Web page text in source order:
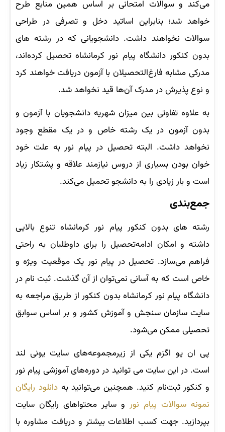
می‌کند و سوالات امتحانی بر اساس همین منابع طرح
خواهد شد؛ بنابراین اساتید دخل و تصرفی در طراحی
سوالات نخواهند داشت. دانشجویانی که در رشته های
بدون کنکور دانشگاه پیام نور کرمانشاه تحصیل کرده‌اند،
مدرکی مشابه فارغ‌التحصیلان با آزمون دریافت خواهند کرد
و نوع پذیرش در مدرک آن‌ها قید نخواهد شد.
به علاوه تفاوتی بین میزان شهریه دانشجویان با آزمون و
بدون آزمون در یک رشته خاص و در یک مقطع وجود
نخواهد داشت. البته تحصیل در پیام نور به علت خود
خوان بودن بسیاری از دروس نیازمند علاقه و پشتکار زیاد
است و بار زیادی را به دانشجو تحمیل می‌کند.
جمع‌بندی
رشته های بدون کنکور پیام نور کرمانشاه تنوع بالایی
داشته و امکان ادامه‌تحصیل را برای داوطلبان به راحتی
فراهم می‌سازد. تحصیل در پیام نور یک موقعیت ویژه و
خاص است که به آسانی نمی‌توان از آن گذشت. ثبت نام در
دانشگاه پیام نور کرمانشاه بدون کنکور از طریق مراجعه به
سایت سازمان سنجش و آموزش کشور و بر اساس سوابق
تحصیلی ممکن می‌شود.
پی ان یو اگزم یکی از زیرمجموعه‌های سایت یونی لند
است. در این سایت می توانید در دوره‌های آموزشی پیام نور
و کنکور ثبت‌نام کنید. همچنین می‌توانید بهدانلود رایگان
نمونه سوالات پیام نور و سایر محتواهای رایگان سایت
بپردازید. جهت کسب اطلاعات بیشتر و دریافت مشاوره با